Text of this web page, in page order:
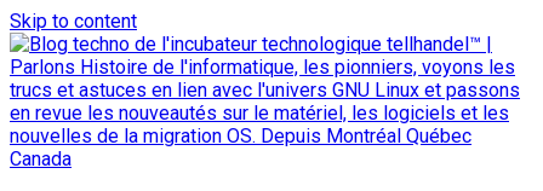
Skip to content